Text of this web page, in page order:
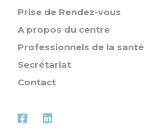
Prise de Rendez-vous
A propos du centre
Professionnels de la santé
Secrétariat
Contact